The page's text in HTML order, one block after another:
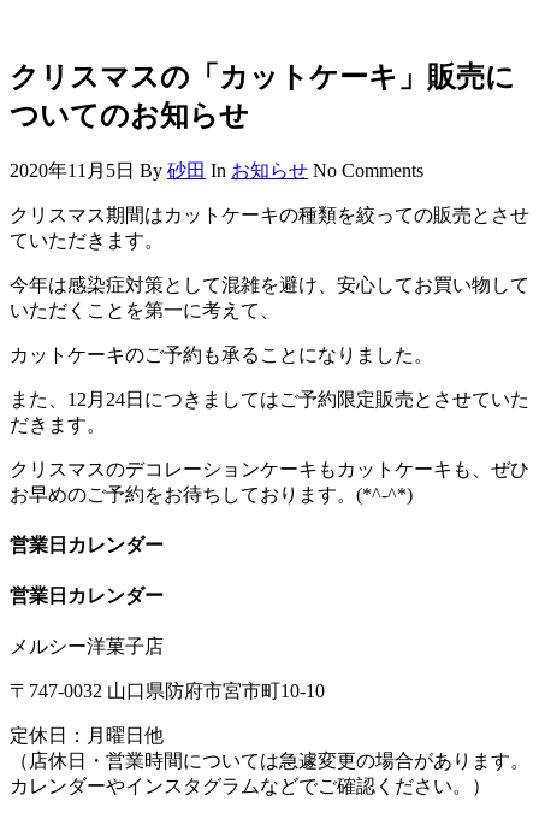
クリスマスの「カットケーキ」販売に
ついてのお知らせ
2020年11月5日 By 砂田 In お知らせ No Comments
クリスマス期間はカットケーキの種類を絞っての販売とさせ
ていただきます。
今年は感染症対策として混雑を避け、安心してお買い物して
いただくことを第一に考えて、
カットケーキのご予約も承ることになりました。
また、12月24日につきましてはご予約限定販売とさせていた
だきます。
クリスマスのデコレーションケーキもカットケーキも、ぜひ
お早めのご予約をお待ちしております。(*^-^*)
営業日カレンダー
営業日カレンダー
メルシー洋菓子店
〒747-0032 山口県防府市宮市町10-10
定休日：月曜日他
（店休日・営業時間については急遽変更の場合があります。
カレンダーやインスタグラムなどでご確認ください。）